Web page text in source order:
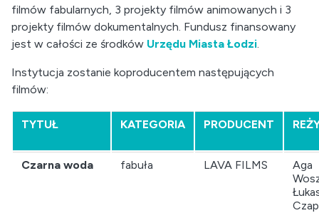
filmów fabularnych, 3 projekty filmów animowanych i 3
projekty filmów dokumentalnych. Fundusz finansowany
jest w całości ze środków Urzędu Miasta Łodzi.
Instytucja zostanie koproducentem następujących
filmów:
TYTUŁ KATEGORIA PRODUCENT
Czarna woda fabuła LAVA FILMS
Aga